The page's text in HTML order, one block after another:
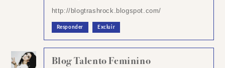
http://blogtrashrock.blogspot.com/
Responder Excluir
Blog Talento Feminino